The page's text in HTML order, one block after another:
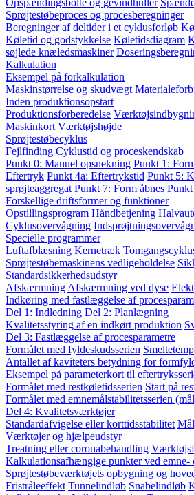
Opspændingsbolte og gevindhuller
Sprøjtestøbeproces og procesberegninger
Beregninger af deltider i et cyklusforløb
Køletid og godstykkelse Køletidsdiagram
søjlede knæledsmaskiner
Kalkulation
Eksempel på forkalkulation
Maskinstørrelse og skudvægt
Inden produktionsopstart
Produktionsforberedelse
Maskinkort Værktøjshøjde
Sprøjtestøbecyklus
Fejlfinding Cyklustid og proceskendskab
Punkt 0: Manuel opsnekning Punkt 1:
Eftertryk Punkt 4a: Eftertrykstid Punkt 5:
sprøjteaggregat Punkt 7: Form åbnes
Forskellige driftsformer og funktioner
Opstillingsprogram Håndbetjening
Cyklusovervågning
Specielle programmer
Luftafblæsning Kernetræk
Sprøjtestøbemaskinens vedligeholdelse
Standardsikkerhedsudstyr
Afskærmning Afskærmning ved dyse
Indkøring med fastlæggelse af
Del 1: Indledning Del 2: Planlægning
Kvalitetsstyring af en indkørt produktion
Del 3: Fastlæggelse af procesparametre
Formålet med fyldeskudsserien
Antallet af kaviteters betydning for
Eksempel på parameterkort til
Formålet med restkøletidsserien Start på
Formålet med emnemålstabilitetsserien
Del 4: Kvalitetsværktøjer
Standardafvigelse eller korttidsstabilitet
Værktøjer og hjælpeudstyr
Treatning eller coronabehandling
Kalkulationsafhængige punkter ved
Sprøjtestøbeværktøjets opbygning og
Fristråleeffekt Tunnelindløb Snabelindløb